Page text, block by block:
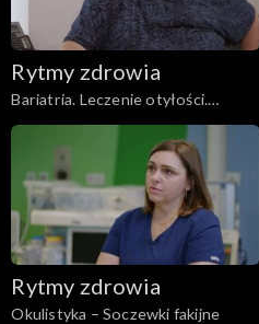
Rytmy zdrowia
Bariatria. Leczenie otyłości.
Endoskopowa plastyka żołądka
Rytmy zdrowia
Okulistyka – Soczewki fakijne